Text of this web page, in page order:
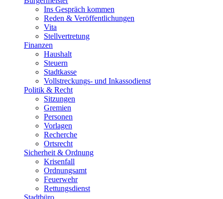
Ins Gespräch kommen
Reden & Veröffentlichungen
Vita
Stellvertretung
Finanzen
Haushalt
Steuern
Stadtkasse
Vollstreckungs- und Inkassodienst
Politik & Recht
Sitzungen
Gremien
Personen
Vorlagen
Recherche
Ortsrecht
Sicherheit & Ordnung
Krisenfall
Ordnungsamt
Feuerwehr
Rettungsdienst
Stadtbüro